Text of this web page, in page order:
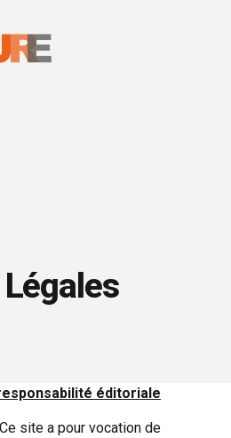
éditoriale
site a pour vocation de